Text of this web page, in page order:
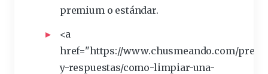
premium o estándar.
<a
href="https://www.chusmeando.com/
y-respuestas/como-limpiar-una-